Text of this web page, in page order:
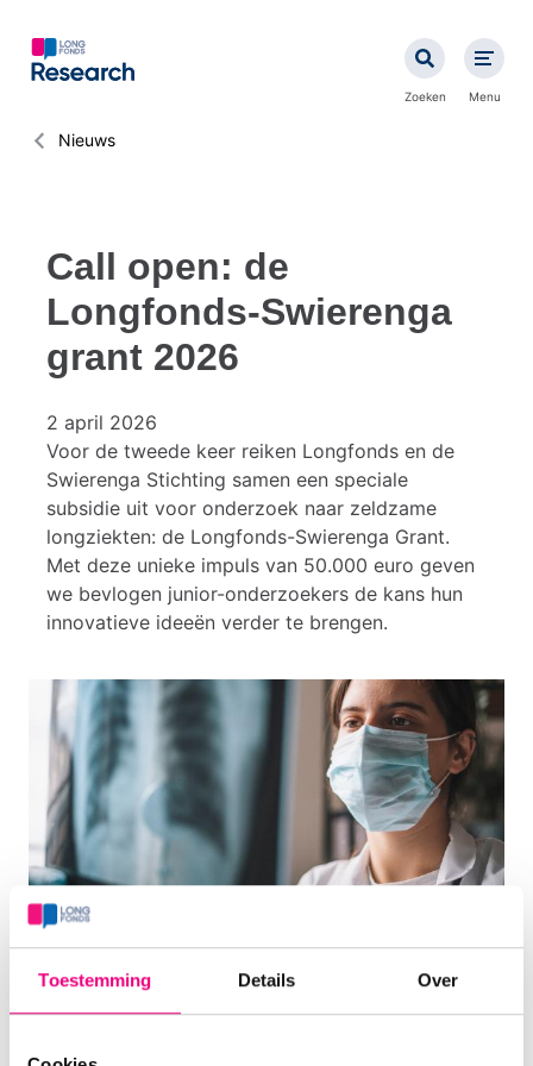
Toestemming Details Over
naar
gaan
Zoeken Menu
Kruimelpad
Nieuws
Call open: de
Longfonds-Swierenga
grant 2026
2 april 2026
Voor de tweede keer reiken Longfonds en de
Swierenga Stichting samen een speciale
subsidie uit voor onderzoek naar zeldzame
longziekten: de Longfonds-Swierenga Grant.
Met deze unieke impuls van 50.000 euro geven
we bevlogen junior-onderzoekers de kans hun
innovatieve ideeën verder te brengen.